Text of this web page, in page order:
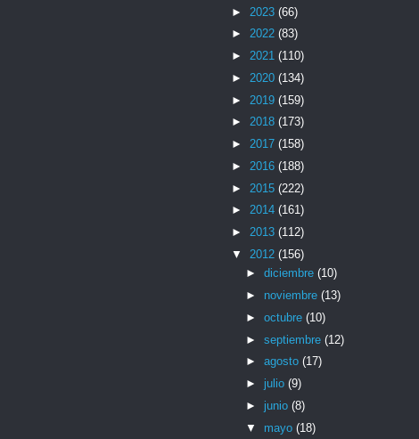
► 2023 (66)
► 2022 (83)
► 2021 (110)
► 2020 (134)
► 2019 (159)
► 2018 (173)
► 2017 (158)
► 2016 (188)
► 2015 (222)
► 2014 (161)
► 2013 (112)
▼ 2012 (156)
► diciembre (10)
► noviembre (13)
► octubre (10)
► septiembre (12)
► agosto (17)
► julio (9)
► junio (8)
▼ mayo (18)